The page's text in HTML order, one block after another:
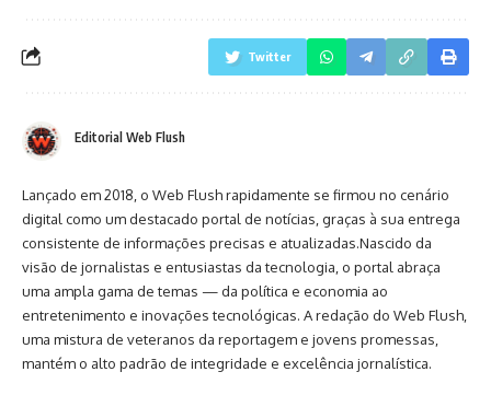
Twitter
Editorial Web Flush
Lançado em 2018, o Web Flush rapidamente se firmou no cenário
digital como um destacado portal de notícias, graças à sua entrega
consistente de informações precisas e atualizadas.Nascido da
visão de jornalistas e entusiastas da tecnologia, o portal abraça
uma ampla gama de temas — da política e economia ao
entretenimento e inovações tecnológicas. A redação do Web Flush,
uma mistura de veteranos da reportagem e jovens promessas,
mantém o alto padrão de integridade e excelência jornalística.